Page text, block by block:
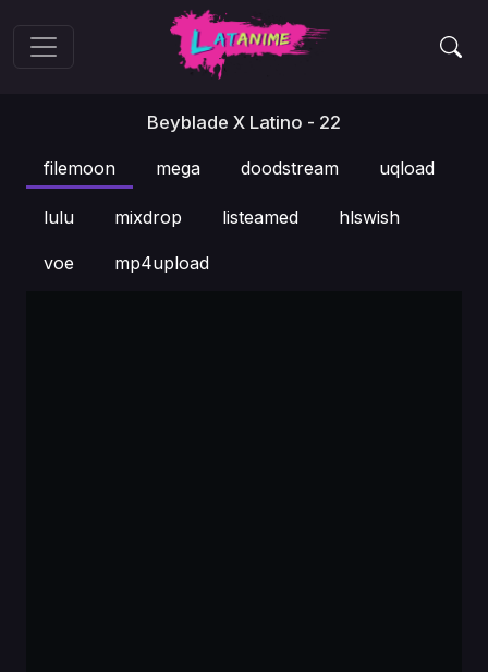
Beyblade X Latino - 22
filemoon mega doodstream uqload
lulu mixdrop listeamed hlswish
voe mp4upload